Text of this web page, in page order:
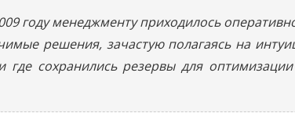
году менеджменту приходилось
решения, зачастую полагаясь на
сохранились резервы для оптимизации